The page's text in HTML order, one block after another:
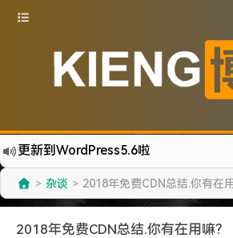
更新到WordPress5.6啦
有点伤心了,今年净遇到王某海这种人.
难啊难...
七牛的JS SDK 的文档真坑啊.
> 杂谈 > 2018年免费CDN总结.你有在
2018年免费CDN总结.你有在用嘛?